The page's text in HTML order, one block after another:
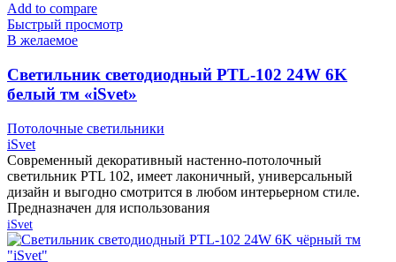
Add to compare
Быстрый просмотр
В желаемое
Cветильник светодиодный PTL-102 24W 6K
белый тм «iSvet»
Потолочные светильники
iSvet
Современный декоративный настенно-потолочный
светильник PTL 102, имеет лаконичный, универсальный
дизайн и выгодно смотрится в любом интерьерном стиле.
Предназначен для использования
iSvet